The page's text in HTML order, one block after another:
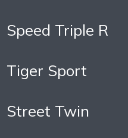
Speed Triple R
Tiger Sport
Street Twin